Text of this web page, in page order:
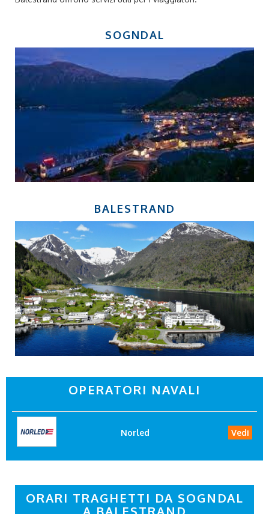
SOGNDAL
BALESTRAND
OPERATORI NAVALI
Norled Vedi
ORARI TRAGHETTI DA SOGNDAL
A BALESTRAND